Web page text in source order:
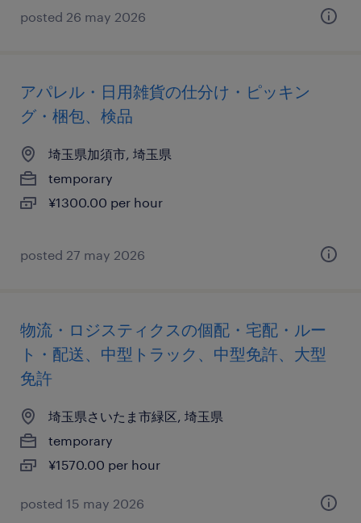
posted 26 may 2026
アパレル・日用雑貨の仕分け・ピッキン
グ・梱包、検品
埼玉県加須市, 埼玉県
temporary
¥1300.00 per hour
posted 27 may 2026
物流・ロジスティクスの個配・宅配・ルー
ト・配送、中型トラック、中型免許、大型
免許
埼玉県さいたま市緑区, 埼玉県
temporary
¥1570.00 per hour
posted 15 may 2026